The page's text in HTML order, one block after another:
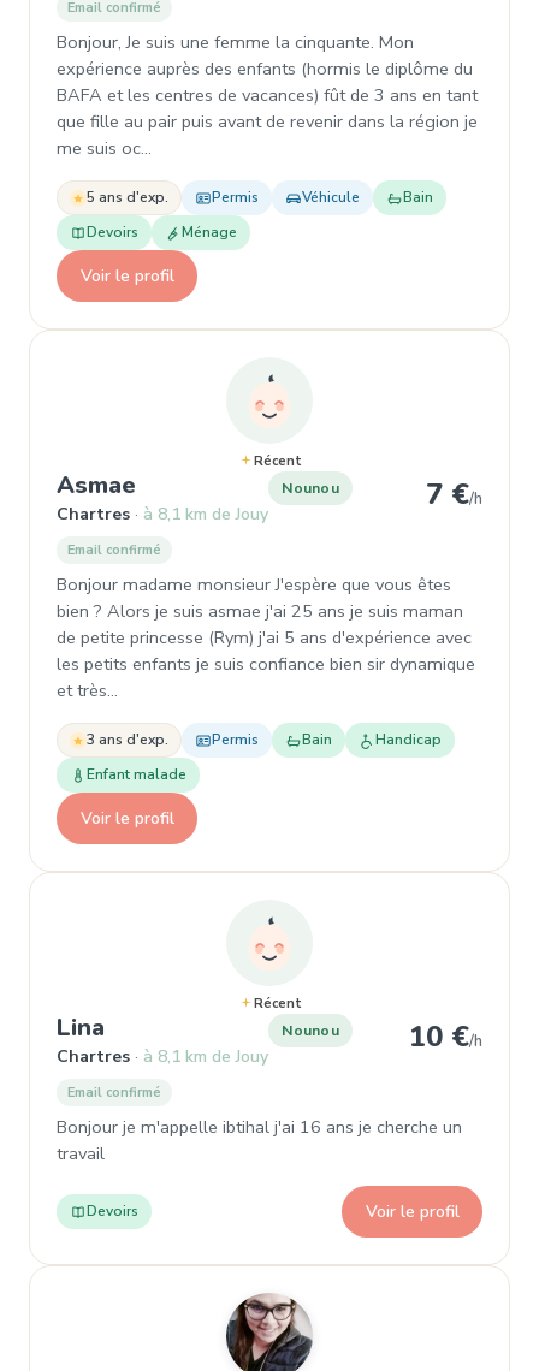
Email confirmé
Bonjour, Je suis une femme la cinquante. Mon
expérience auprès des enfants (hormis le diplôme du
BAFA et les centres de vacances) fût de 3 ans en tant
que fille au pair puis avant de revenir dans la région je
me suis oc…
5 ans d'exp. Permis Véhicule
Bain
Devoirs
Ménage
Voir le profil
Récent
Asmae , Nounou à Chartres
Chartres à 8,1 km de Jouy
Nounou 7 €/h
Email confirmé
Bonjour madame monsieur J'espère que vous êtes
bien ? Alors je suis asmae j'ai 25 ans je suis maman
de petite princesse (Rym) j'ai 5 ans d'expérience avec
les petits enfants je suis confiance bien sir dynamique
et très…
3 ans d'exp. Permis Bain
Handicap
Enfant malade
Voir le profil
Récent
Lina , Nounou à Chartres
Chartres à 8,1 km de Jouy
Nounou 10 €/h
Email confirmé
Bonjour je m'appelle ibtihal j'ai 16 ans je cherche un
travail
Devoirs Voir le profil